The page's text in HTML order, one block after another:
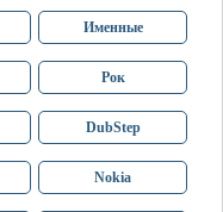
Именные
Рок
DubStep
Nokia